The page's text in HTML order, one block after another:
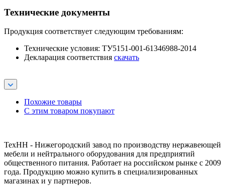
Технические документы
Продукция соответствует следующим требованиям:
Технические условия: ТУ5151-001-61346988-2014
Декларация соответствия скачать
Похожие товары
С этим товаром покупают
ТехНН - Нижегородский завод по производству нержавеющей
мебели и нейтрального оборудования для предприятий
общественного питания. Работает на российском рынке с 2009
года. Продукцию можно купить в специализированных
магазинах и у партнеров.